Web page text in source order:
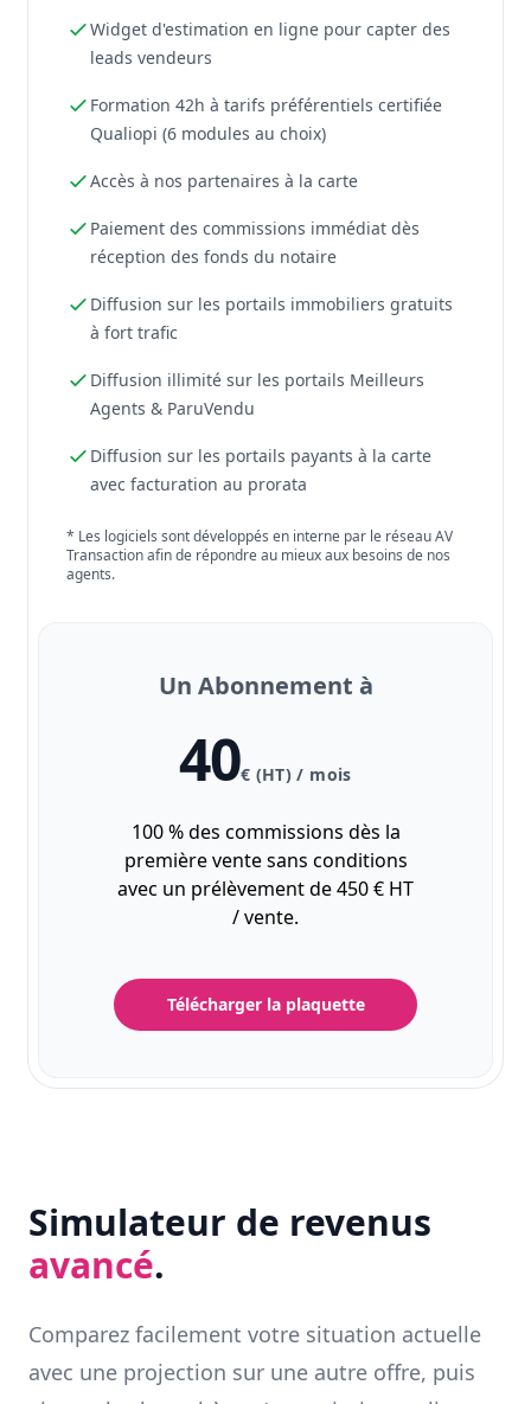
Widget d'estimation en ligne pour capter des
leads vendeurs
Formation 42h à tarifs préférentiels certifiée
Qualiopi (6 modules au choix)
Accès à nos partenaires à la carte
Paiement des commissions immédiat dès
réception des fonds du notaire
Diffusion sur les portails immobiliers gratuits
à fort trafic
Diffusion illimité sur les portails Meilleurs
Agents & ParuVendu
Diffusion sur les portails payants à la carte
avec facturation au prorata
* Les logiciels sont développés en interne par le réseau AV
Transaction afin de répondre au mieux aux besoins de nos
agents.
Un Abonnement à
40€ (HT) / mois
100 % des commissions dès la
première vente sans conditions
avec un prélèvement de 450 € HT
/ vente.
Télécharger la plaquette
Simulateur de revenus
avancé.
Comparez facilement votre situation actuelle
avec une projection sur une autre offre, puis